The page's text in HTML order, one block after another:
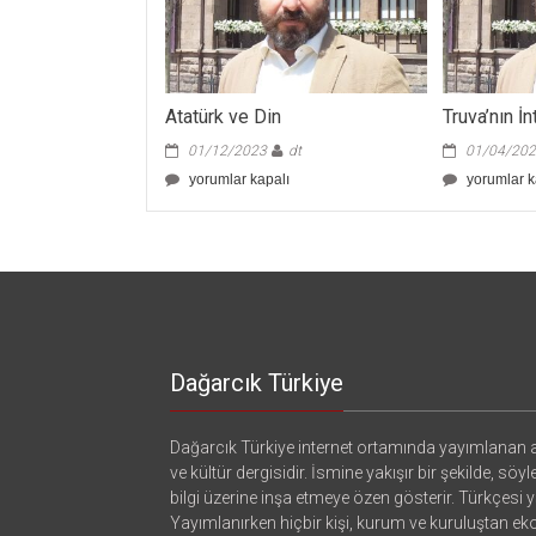
Atatürk ve Din
01/12/2023
dt
Atatürk
yorumlar kapalı
Truva’nın
01/04/
Truva’nın
yorumlar
Dağarcık Türkiye
Dağarcık Türkiye internet ortamında yayımlanan
ve kültür dergisidir. İsmine yakışır bir şekilde,
bilgi üzerine inşa etmeye özen gösterir. Türkçesi
Yayımlanırken hiçbir kişi, kurum ve kuruluştan